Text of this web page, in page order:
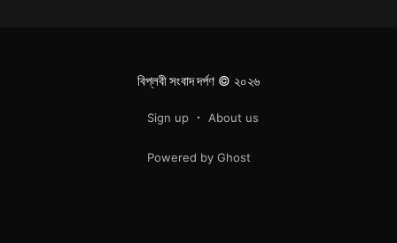
বিপ্লবী সংবাদ দর্পণ© ২০২৬
Sign up About us
Powered by Ghost